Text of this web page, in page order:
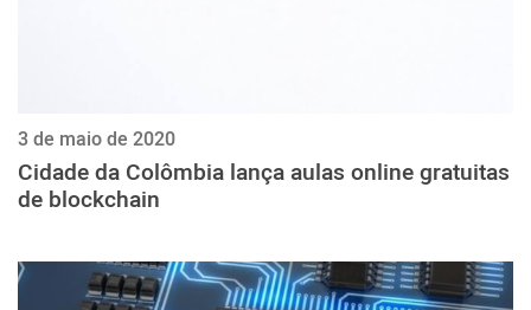
3 de maio de 2020
Cidade da Colômbia lança aulas online gratuitas
de blockchain